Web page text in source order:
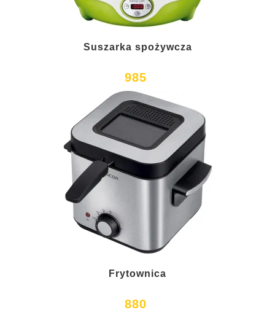
Suszarka spożywcza
985
Frytownica
880